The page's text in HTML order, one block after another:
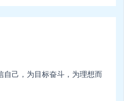
自己，为目标奋斗，为理想而